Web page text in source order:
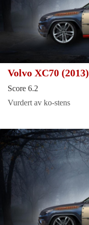
Volvo XC70 (2013)
Score 6.2
Vurdert av ko-stens